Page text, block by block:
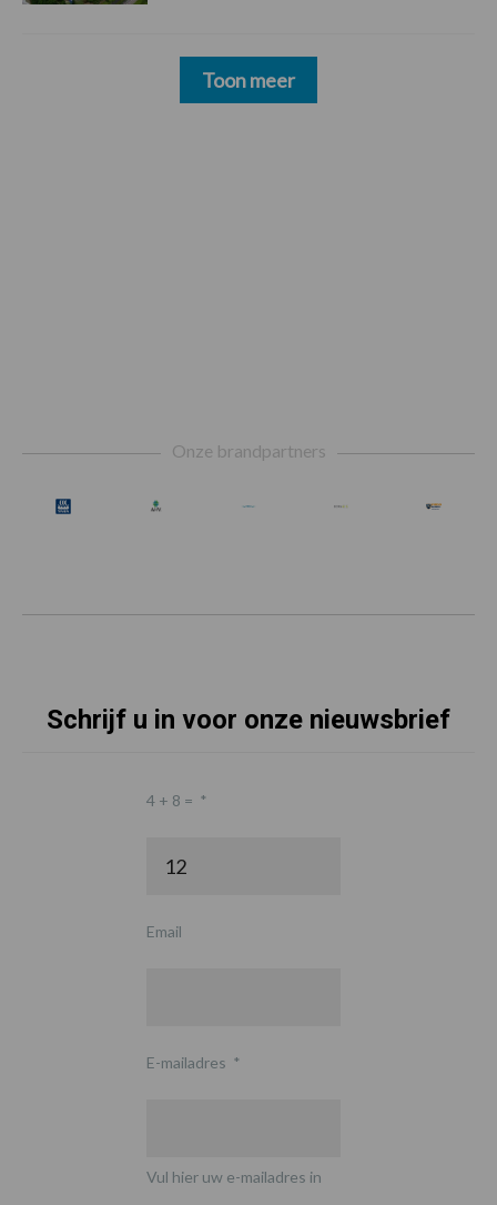
Toon meer
Onze brandpartners
Schrijf u in voor onze nieuwsbrief
4 + 8 = *
Email
E-mailadres *
Vul hier uw e-mailadres in